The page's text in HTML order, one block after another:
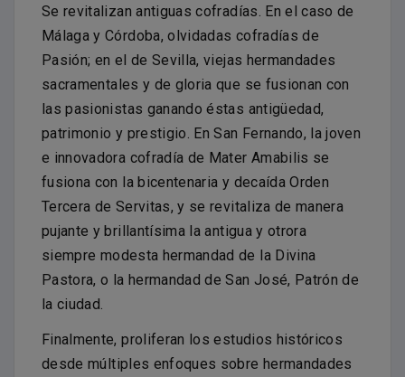
Se revitalizan antiguas cofradías. En el caso de
Málaga y Córdoba, olvidadas cofradías de
Pasión; en el de Sevilla, viejas hermandades
sacramentales y de gloria que se fusionan con
las pasionistas ganando éstas antigüedad,
patrimonio y prestigio. En San Fernando, la joven
e innovadora cofradía de Mater Amabilis se
fusiona con la bicentenaria y decaída Orden
Tercera de Servitas, y se revitaliza de manera
pujante y brillantísima la antigua y otrora
siempre modesta hermandad de la Divina
Pastora, o la hermandad de San José, Patrón de
la ciudad.
Finalmente, proliferan los estudios históricos
desde múltiples enfoques sobre hermandades